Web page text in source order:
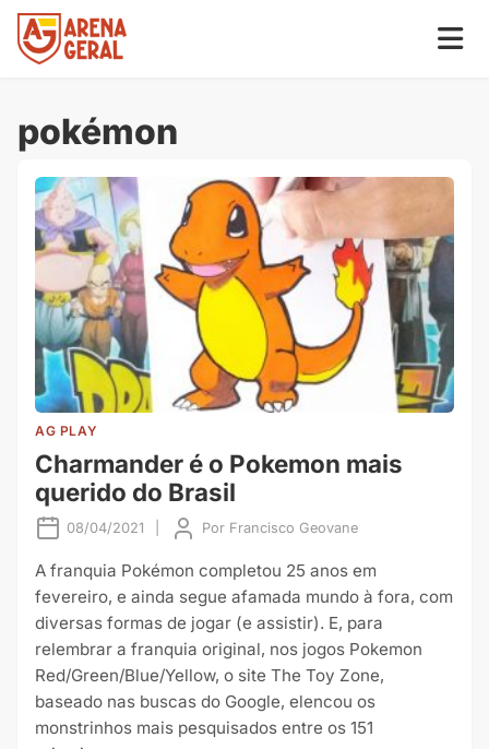
pokémon
AG PLAY
Charmander é o Pokemon mais
querido do Brasil
08/04/2021 Por Francisco Geovane
A franquia Pokémon completou 25 anos em
fevereiro, e ainda segue afamada mundo à fora, com
diversas formas de jogar (e assistir). E, para
relembrar a franquia original, nos jogos Pokemon
Red/Green/Blue/Yellow, o site The Toy Zone,
baseado nas buscas do Google, elencou os
monstrinhos mais pesquisados entre os 151